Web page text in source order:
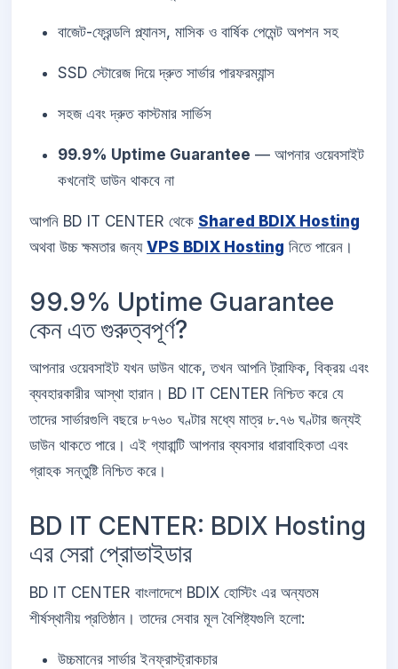
বাজেট-ফ্রেন্ডলি প্ল্যানস, মাসিক ও বার্ষিক পেমেন্ট অপশন সহ
SSD স্টোরেজ দিয়ে দ্রুত সার্ভার পারফরম্যান্স
সহজ এবং দ্রুত কাস্টমার সার্ভিস
99.9% Uptime Guarantee — আপনার ওয়েবসাইট
কখনোই ডাউন থাকবে না
আপনি BD IT CENTER থেকে Shared BDIX Hosting
অথবা উচ্চ ক্ষমতার জন্য VPS BDIX Hosting নিতে পারেন।
99.9% Uptime Guarantee
কেন এত গুরুত্বপূর্ণ?
আপনার ওয়েবসাইট যখন ডাউন থাকে, তখন আপনি ট্রাফিক, বিক্রয় এবং
ব্যবহারকারীর আস্থা হারান। BD IT CENTER নিশ্চিত করে যে
তাদের সার্ভারগুলি বছরে ৮৭৬০ ঘণ্টার মধ্যে মাত্র ৮.৭৬ ঘণ্টার জন্যই
ডাউন থাকতে পারে। এই গ্যারান্টি আপনার ব্যবসার ধারাবাহিকতা এবং
গ্রাহক সন্তুষ্টি নিশ্চিত করে।
BD IT CENTER: BDIX Hosting
এর সেরা প্রোভাইডার
BD IT CENTER বাংলাদেশে BDIX হোস্টিং এর অন্যতম
শীর্ষস্থানীয় প্রতিষ্ঠান। তাদের সেবার মূল বৈশিষ্ট্যগুলি হলো:
উচ্চমানের সার্ভার ইনফ্রাস্ট্রাকচার